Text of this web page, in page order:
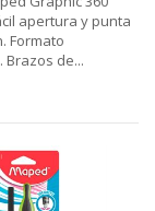
apertura y punta
Formato
Brazos de...